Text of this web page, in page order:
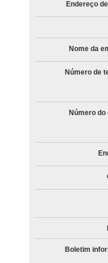
Endereço
Nome da
Número de
Número
Boletim